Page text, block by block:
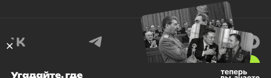
Угадайте, где